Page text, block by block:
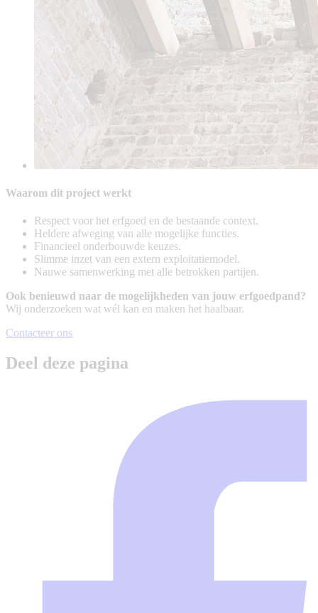
Waarom dit project werkt
Respect voor het erfgoed en de bestaande context.
Heldere afweging van alle mogelijke functies.
Financieel onderbouwde keuzes.
Slimme inzet van een extern exploitatiemodel.
Nauwe samenwerking met alle betrokken partijen.
Ook benieuwd naar de mogelijkheden van jouw erfgoedpand?
Wij onderzoeken wat wél kan en maken het haalbaar.
Contacteer ons
Deel deze pagina